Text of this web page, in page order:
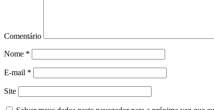
Comentário
Nome *
E-mail *
Site